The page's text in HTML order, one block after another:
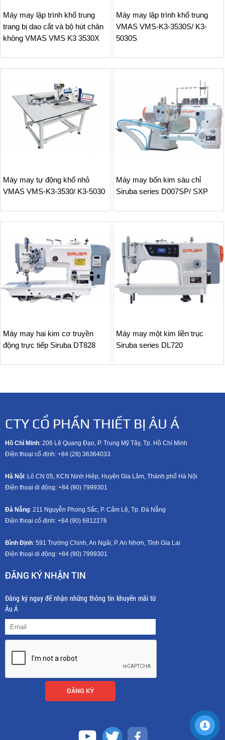
Máy may lập trình khổ trung
trang bị dao cắt và bộ hút chân
không VMAS VMS K3 3530X
Máy may lập trình khổ trung
VMAS VMS-K3-3530S/ K3-
5030S
Máy may tự động khổ nhỏ
VMAS VMS-K3-3530/ K3-5030
Máy may bốn kim sáu chỉ
Siruba series D007SP/ SXP
Máy may hai kim cơ truyền
động trực tiếp Siruba DT828
Máy may một kim liền trục
Siruba series DL720
CTY CỔ PHẦN THIẾT BỊ ÂU Á
Hồ Chí Minh: 206 Lê Quang Đạo, P. Trung Mỹ Tây, Tp. Hồ Chí Minh
Điện thoại cố định: +84 (28) 36364033
Hà Nội: Lô CN 05, KCN Ninh Hiệp, Huyện Gia Lâm, Thành phố Hà Nội
Điện thoại di động: +84 (90) 7999301
Đà Nẵng: 211 Nguyễn Phong Sắc, P. Cẩm Lệ, Tp. Đà Nẵng
Điện thoại cố định: +84 (90) 6812276
Bình Định: 591 Trường Chinh, An Ngãi, P. An Nhơn, Tỉnh Gia Lai
Điện thoại di động: +84 (90) 7999301
ĐĂNG KÝ NHẬN TIN
Đăng ký ngay để nhận những thông tin khuyến mãi từ
Âu Á